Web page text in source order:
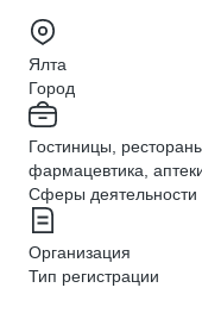
Ялта
Город
Гостиницы,
фармацевтика,
Сферы деятельности
Организация
Тип регистрации